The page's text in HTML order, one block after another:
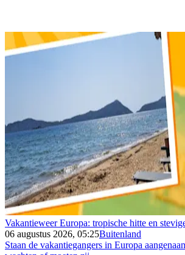
Vakantieweer Europa: tropische hitte en
06 augustus 2026, 05:25Buitenland
Staan de vakantiegangers in Europa